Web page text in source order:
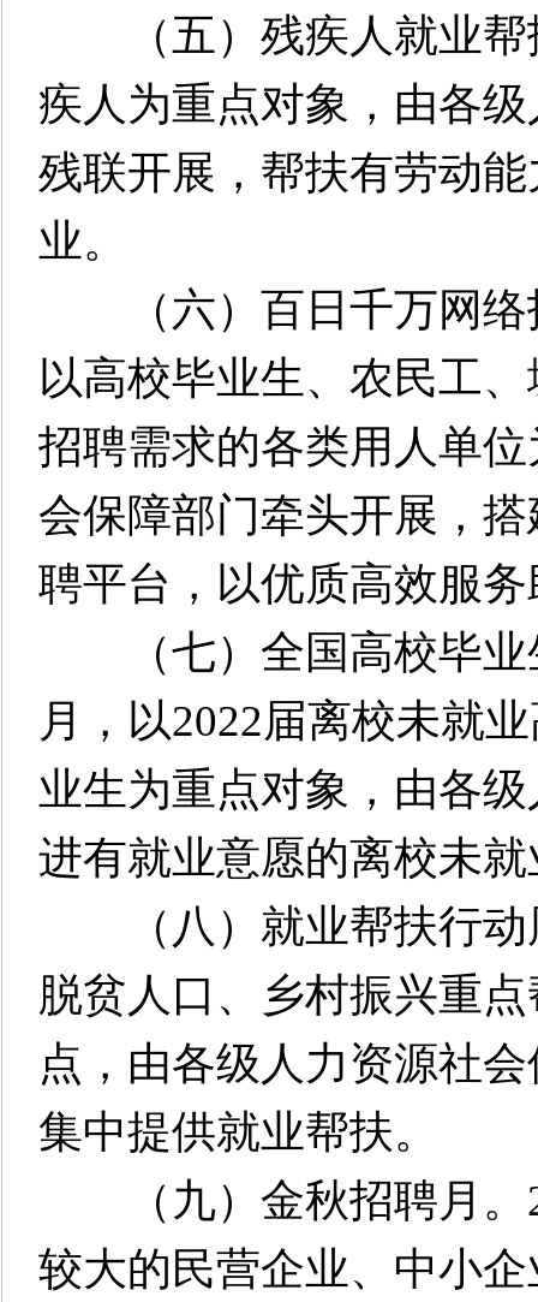
（五）残疾人就业帮
疾人为重点对象，由各
残联开展，帮扶有劳动
业。
（六）百日千万网络
以高校毕业生、农民工
招聘需求的各类用人单
会保障部门牵头开展，
聘平台，以优质高效服
（七）全国高校毕业
月，以2022届离校未就
业生为重点对象，由各
进有就业意愿的离校未
（八）就业帮扶行动
脱贫人口、乡村振兴重
点，由各级人力资源社
集中提供就业帮扶。
（九）金秋招聘月。
较大的民营企业、中小